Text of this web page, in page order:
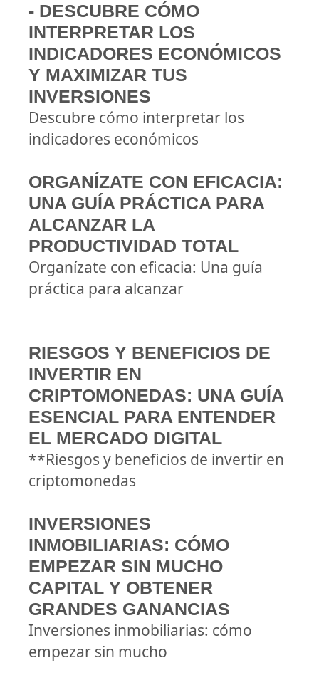
- DESCUBRE CÓMO
INTERPRETAR LOS
INDICADORES ECONÓMICOS
Y MAXIMIZAR TUS
INVERSIONES
Descubre cómo interpretar los
indicadores económicos
ORGANÍZATE CON EFICACIA:
UNA GUÍA PRÁCTICA PARA
ALCANZAR LA
PRODUCTIVIDAD TOTAL
Organízate con eficacia: Una guía
práctica para alcanzar
RIESGOS Y BENEFICIOS DE
INVERTIR EN
CRIPTOMONEDAS: UNA GUÍA
ESENCIAL PARA ENTENDER
EL MERCADO DIGITAL
**Riesgos y beneficios de invertir en
criptomonedas
INVERSIONES
INMOBILIARIAS: CÓMO
EMPEZAR SIN MUCHO
CAPITAL Y OBTENER
GRANDES GANANCIAS
Inversiones inmobiliarias: cómo
empezar sin mucho